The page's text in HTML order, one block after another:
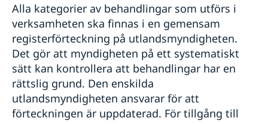
Alla kategorier av behandlingar som utförs i
verksamheten ska finnas i en gemensam
registerförteckning på utlandsmyndigheten.
Det gör att myndigheten på ett systematiskt
sätt kan kontrollera att behandlingar har en
rättslig grund. Den enskilda
utlandsmyndigheten ansvarar för att
förteckningen är uppdaterad. För tillgång till